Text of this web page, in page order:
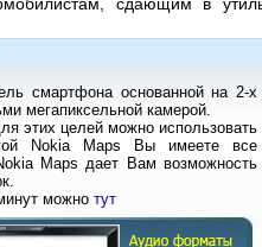
смартфона основанной на 2-х
мегапиксельной камерой.
этих целей можно использовать
Nokia Maps Вы имеете все
Maps дает Вам возможность
можно тут